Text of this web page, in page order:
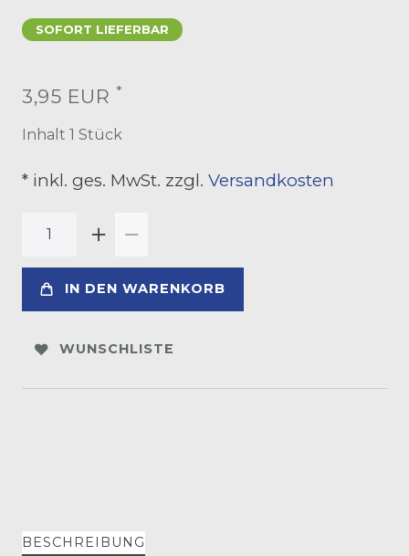
SOFORT LIEFERBAR
3,95 EUR *
Inhalt 1 Stück
* inkl. ges. MwSt. zzgl. Versandkosten
IN DEN WARENKORB
WUNSCHLISTE
BESCHREIBUNG